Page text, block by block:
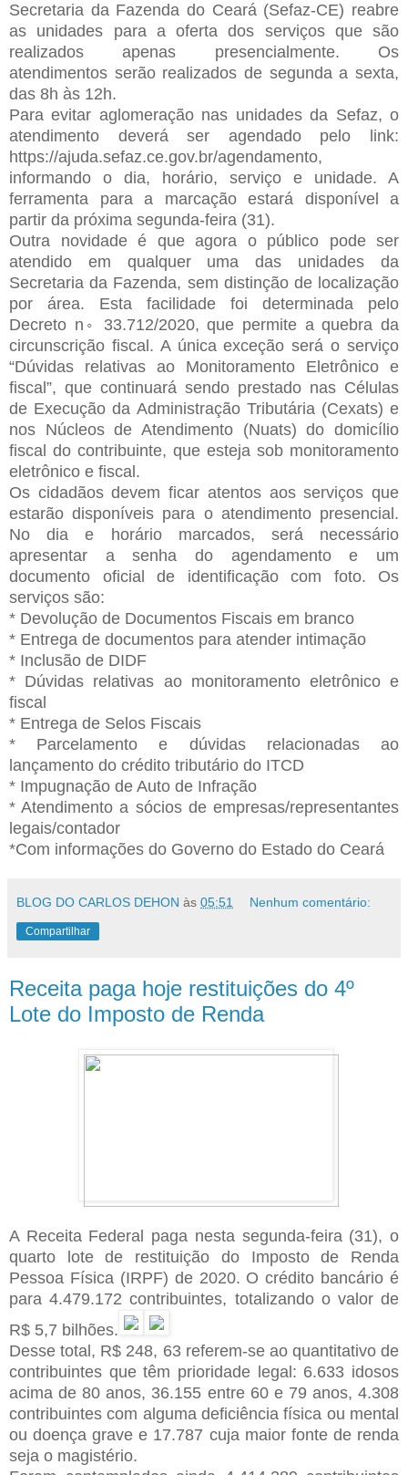
Secretaria da Fazenda do Ceará (Sefaz-CE) reabre
as unidades para a oferta dos serviços que são
realizados apenas presencialmente. Os
atendimentos serão realizados de segunda a sexta,
das 8h às 12h.
Para evitar aglomeração nas unidades da Sefaz, o
atendimento deverá ser agendado pelo link:
https://ajuda.sefaz.ce.gov.br/agendamento,
informando o dia, horário, serviço e unidade. A
ferramenta para a marcação estará disponível a
partir da próxima segunda-feira (31).
Outra novidade é que agora o público pode ser
atendido em qualquer uma das unidades da
Secretaria da Fazenda, sem distinção de localização
por área. Esta facilidade foi determinada pelo
Decreto n◦ 33.712/2020, que permite a quebra da
circunscrição fiscal. A única exceção será o serviço
“Dúvidas relativas ao Monitoramento Eletrônico e
fiscal”, que continuará sendo prestado nas Células
de Execução da Administração Tributária (Cexats) e
nos Núcleos de Atendimento (Nuats) do domicílio
fiscal do contribuinte, que esteja sob monitoramento
eletrônico e fiscal.
Os cidadãos devem ficar atentos aos serviços que
estarão disponíveis para o atendimento presencial.
No dia e horário marcados, será necessário
apresentar a senha do agendamento e um
documento oficial de identificação com foto. Os
serviços são:
* Devolução de Documentos Fiscais em branco
* Entrega de documentos para atender intimação
* Inclusão de DIDF
* Dúvidas relativas ao monitoramento eletrônico e
fiscal
* Entrega de Selos Fiscais
* Parcelamento e dúvidas relacionadas ao
lançamento do crédito tributário do ITCD
* Impugnação de Auto de Infração
* Atendimento a sócios de empresas/representantes
legais/contador
*Com informações do Governo do Estado do Ceará
BLOG DO CARLOS DEHON às 05:51 Nenhum comentário:
Compartilhar
Receita paga hoje restituições do 4º
Lote do Imposto de Renda
A Receita Federal paga nesta segunda-feira (31), o
quarto lote de restituição do Imposto de Renda
Pessoa Física (IRPF) de 2020. O crédito bancário é
para 4.479.172 contribuintes, totalizando o valor de
R$ 5,7 bilhões.
Desse total, R$ 248, 63 referem-se ao quantitativo de
contribuintes que têm prioridade legal: 6.633 idosos
acima de 80 anos, 36.155 entre 60 e 79 anos, 4.308
contribuintes com alguma deficiência física ou mental
ou doença grave e 17.787 cuja maior fonte de renda
seja o magistério.